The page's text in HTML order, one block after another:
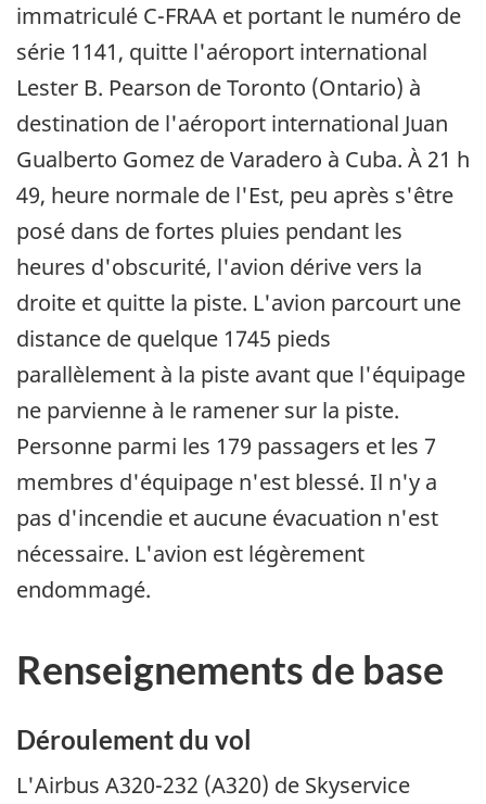
immatriculé C-FRAA et portant le numéro de
série 1141, quitte l'aéroport international
Lester B. Pearson de Toronto (Ontario) à
destination de l'aéroport international Juan
Gualberto Gomez de Varadero à Cuba. À 21 h
49, heure normale de l'Est, peu après s'être
posé dans de fortes pluies pendant les
heures d'obscurité, l'avion dérive vers la
droite et quitte la piste. L'avion parcourt une
distance de quelque 1745 pieds
parallèlement à la piste avant que l'équipage
ne parvienne à le ramener sur la piste.
Personne parmi les 179 passagers et les 7
membres d'équipage n'est blessé. Il n'y a
pas d'incendie et aucune évacuation n'est
nécessaire. L'avion est légèrement
endommagé.
Renseignements de base
Déroulement du vol
L'Airbus A320-232 (A320) de Skyservice